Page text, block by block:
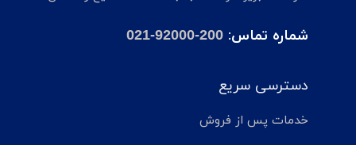
شماره تماس: 021-92000-200
دسترسی سریع
خدمات پس از فروش